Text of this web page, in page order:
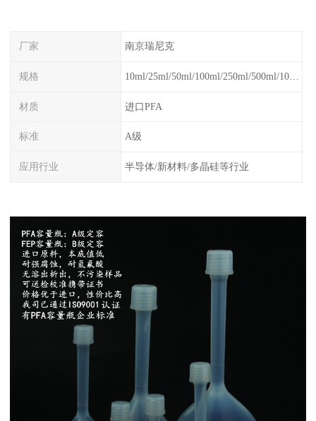
厂家 南京瑞尼克
规格 10ml/25ml/50ml/100ml/250ml/500ml/1000ml
材质 进口PFA
标准 A级
应用行业 半导体/新材料/多晶硅等行业